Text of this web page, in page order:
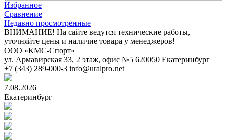
Избранное
Сравнение
Недавно просмотренные
ВНИМАНИЕ! На сайте ведутся технические работы,
уточняйте цены и наличие товара у менеджеров!
ООО «КМС-Спорт»
ул. Армавирская 33, 2 этаж, офис №5 620050 Екатеринбург
+7 (343) 289-000-3 info@uralpro.net
7.08.2026
Екатеринбург